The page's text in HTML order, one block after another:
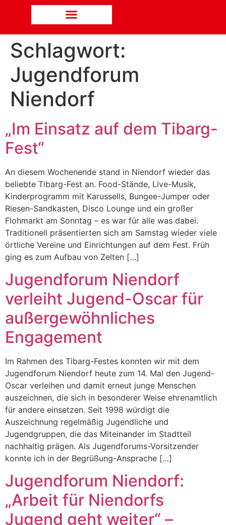
Schlagwort:
Jugendforum
Niendorf
„Im Einsatz auf dem Tibarg-
Fest“
An diesem Wochenende stand in Niendorf wieder das
beliebte Tibarg-Fest an. Food-Stände, Live-Musik,
Kinderprogramm mit Karussells, Bungee-Jumper oder
Riesen-Sandkasten, Disco Lounge und ein großer
Flohmarkt am Sonntag – es war für alle was dabei.
Traditionell präsentierten sich am Samstag wieder viele
örtliche Vereine und Einrichtungen auf dem Fest. Früh
ging es zum Aufbau von Zelten […]
Jugendforum Niendorf
verleiht Jugend-Oscar für
außergewöhnliches
Engagement
Im Rahmen des Tibarg-Festes konnten wir mit dem
Jugendforum Niendorf heute zum 14. Mal den Jugend-
Oscar verleihen und damit erneut junge Menschen
auszeichnen, die sich in besonderer Weise ehrenamtlich
für andere einsetzen. Seit 1998 würdigt die
Auszeichnung regelmäßig Jugendliche und
Jugendgruppen, die das Miteinander im Stadtteil
nachhaltig prägen. Als Jugendforums-Vorsitzender
konnte ich in der Begrüßung-Ansprache […]
Jugendforum Niendorf:
„Arbeit für Niendorfs
Jugend geht weiter“ –